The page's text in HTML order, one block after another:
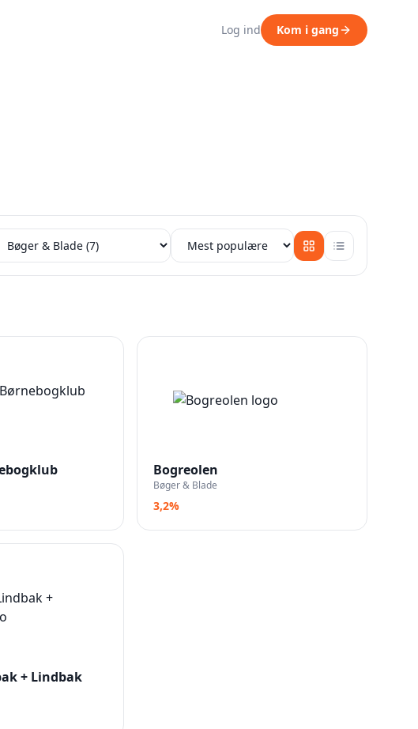
Log ind Kom i gang
Bogreolen
Bøger & Blade
3,2%
+ Lindbak